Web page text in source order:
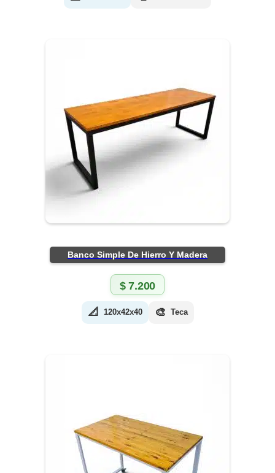
Banco Simple De Hierro Y Madera
$7.200
📐 120x42x40 🎨 Teca